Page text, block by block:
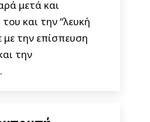
μετά και
και την “λευκή
την επίσπευση
την